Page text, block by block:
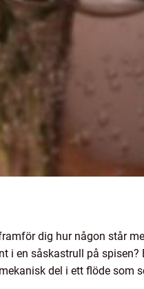
dig hur någon står
i en såskastrull på
del i ett flöde som